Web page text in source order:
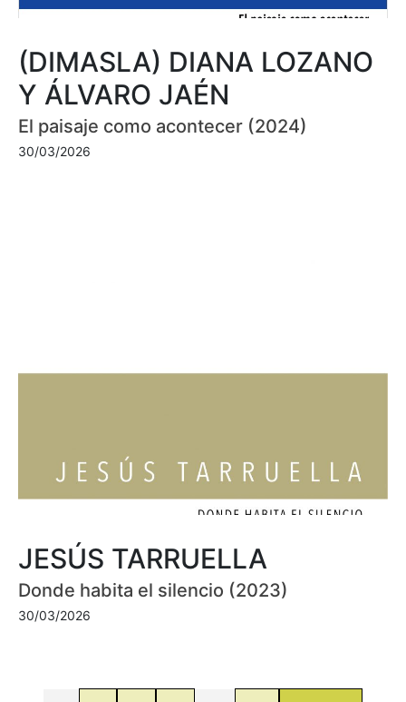
(DIMASLA) DIANA LOZANO
Y ÁLVARO JAÉN
El paisaje como acontecer (2024)
30/03/2026
JESÚS TARRUELLA
Donde habita el silencio (2023)
30/03/2026